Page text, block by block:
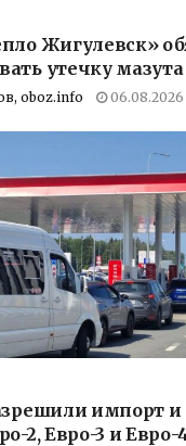
Жигулевск»
утечку мазута
oboz.info 06.08.2026
импорт
2, Евро-3 и Евро-